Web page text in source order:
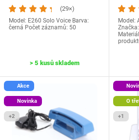
(29×)
Model: E260 Solo Voice Barva:
černá Počet záznamů: 50
> 5 kusů skladem
černý
Model:
Akce
Novinka
+2
O
+1